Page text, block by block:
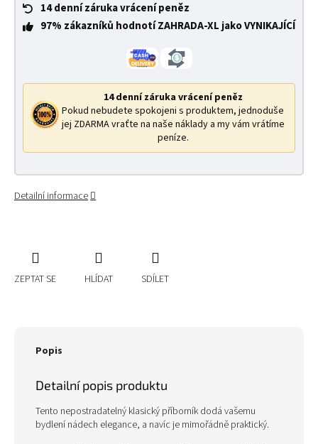
14 denní záruka vrácení peněz
97% zákazníků hodnotí ZAHRADA-XL jako VYNIKAJÍCÍ
14 denní záruka vrácení peněz
Pokud nebudete spokojeni s produktem, jednoduše
jej ZDARMA vraťte na naše náklady a my vám vrátíme
peníze.
Detailní informace
ZEPTAT SE HLÍDAT SDÍLET
Popis
Detailní popis produktu
Tento nepostradatelný klasický příborník dodá vašemu
bydlení nádech elegance, a navíc je mimořádně praktický.